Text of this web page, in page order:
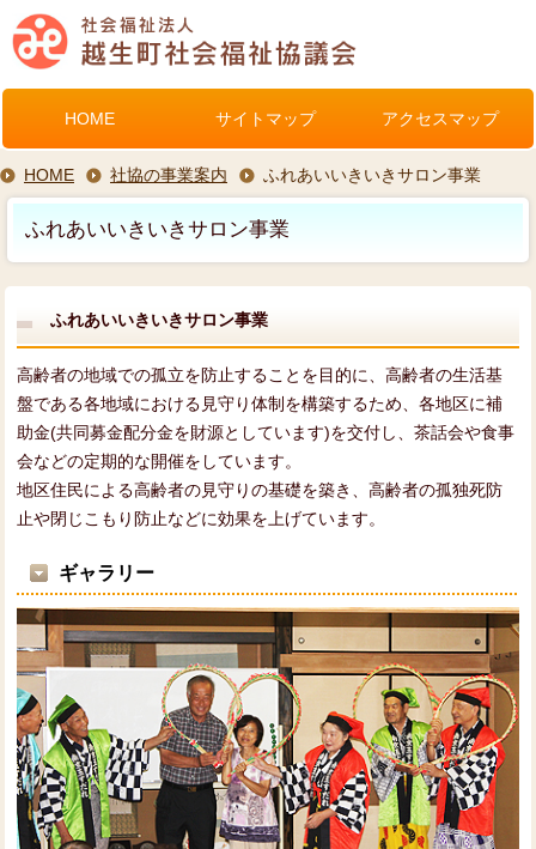
HOME サイトマップ アクセスマップ
HOME 社協の事業案内 ふれあいいきいきサロン事業
ふれあいいきいきサロン事業
ふれあいいきいきサロン事業
高齢者の地域での孤立を防止することを目的に、高齢者の生活基
盤である各地域における見守り体制を構築するため、各地区に補
助金(共同募金配分金を財源としています)を交付し、茶話会や食事
会などの定期的な開催をしています。
地区住民による高齢者の見守りの基礎を築き、高齢者の孤独死防
止や閉じこもり防止などに効果を上げています。
ギャラリー